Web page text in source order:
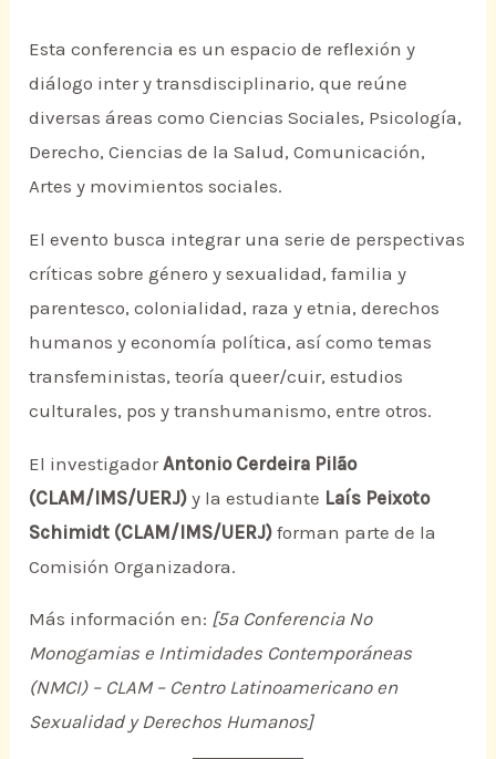
Esta conferencia es un espacio de reflexión y
diálogo inter y transdisciplinario, que reúne
diversas áreas como Ciencias Sociales, Psicología,
Derecho, Ciencias de la Salud, Comunicación,
Artes y movimientos sociales.
El evento busca integrar una serie de perspectivas
críticas sobre género y sexualidad, familia y
parentesco, colonialidad, raza y etnia, derechos
humanos y economía política, así como temas
transfeministas, teoría queer/cuir, estudios
culturales, pos y transhumanismo, entre otros.
El investigadorAntonio Cerdeira Pilão
(CLAM/IMS/UERJ) y la estudiante Laís Peixoto
Schimidt (CLAM/IMS/UERJ) forman parte de la
Comisión Organizadora.
Más información en: [5ª Conferencia No
Monogamias e Intimidades Contemporáneas
(NMCI) – CLAM – Centro Latinoamericano en
Sexualidad y Derechos Humanos]